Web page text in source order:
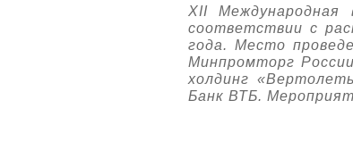
XII
соответствии с
года. Место
Минпромторг
холдинг
Банк ВТБ.